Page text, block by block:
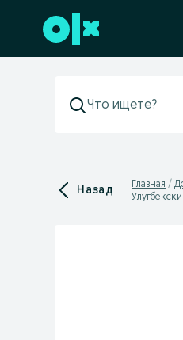
Перейти к нижнему
Назад Главная